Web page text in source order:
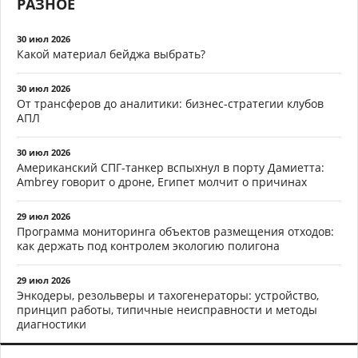
РАЗНОЕ
30 июл 2026
Какой материал бейджа выбрать?
30 июл 2026
От трансферов до аналитики: бизнес-стратегии клубов
АПЛ
30 июл 2026
Американский СПГ-танкер вспыхнул в порту Дамиетта:
Ambrey говорит о дроне, Египет молчит о причинах
29 июл 2026
Программа мониторинга объектов размещения отходов:
как держать под контролем экологию полигона
29 июл 2026
Энкодеры, резольверы и тахогенераторы: устройство,
принцип работы, типичные неисправности и методы
диагностики